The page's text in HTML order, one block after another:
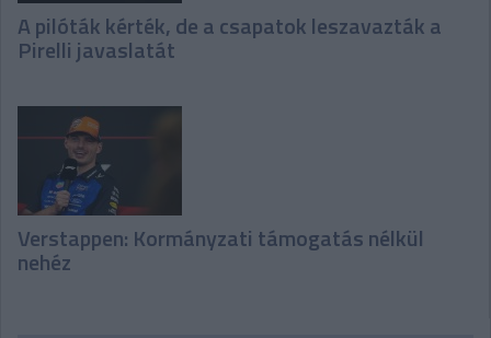
A pilóták kérték, de a csapatok leszavazták a
Pirelli javaslatát
Verstappen: Kormányzati támogatás nélkül
nehéz